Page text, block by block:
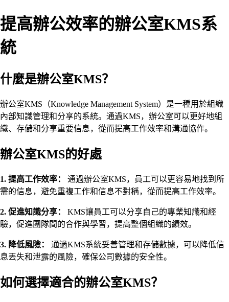
提高辦公效率的辦公室KMS系
統
什麼是辦公室KMS？
辦公室KMS（Knowledge Management System）是一種用於組織
內部知識管理和分享的系統。通過KMS，辦公室可以更好地組
織、存儲和分享重要信息，從而提高工作效率和溝通協作。
辦公室KMS的好處
1. 提高工作效率：
通過辦公室KMS，員工可以更容易地找到所
需的信息，避免重複工作和信息不對稱，從而提高工作效率。
2. 促進知識分享：
KMS讓員工可以分享自己的專業知識和經
驗，促進團隊間的合作與學習，提高整個組織的績效。
3. 降低風險：
通過KMS系統妥善管理和存儲數據，可以降低信
息丟失和泄露的風險，確保公司數據的安全性。
如何選擇適合的辦公室KMS？